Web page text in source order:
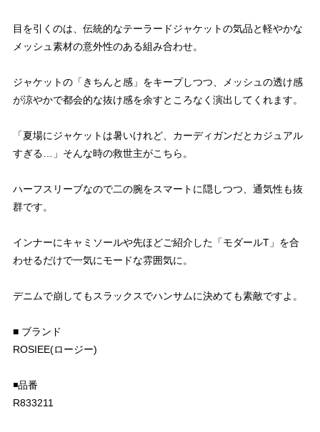
目を引くのは、伝統的なテーラードジャケットの気品と軽やかな
メッシュ素材の意外性のある組み合わせ。
ジャケットの「きちんと感」をキープしつつ、メッシュの透け感
が涼やかで都会的な抜け感を余すところなく演出してくれます。
「夏場にジャケットは暑いけれど、カーディガンだとカジュアル
すぎる…」そんな時の救世主がこちら。
ハーフスリーブなので二の腕をスマートに隠しつつ、通気性も抜
群です。
インナーにキャミソールや先ほどご紹介した「モダールT」を合
わせるだけで一気にモードな雰囲気に。
デニムで崩してもスラックスでハンサムに決めても素敵ですよ。
■ ブランド
ROSIEE(ロージー)
◾️品番
R833211